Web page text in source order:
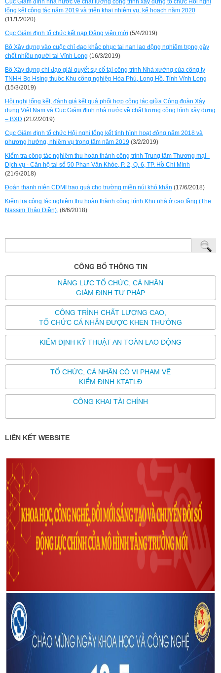
Cục Giám định nhà nước về chất lượng công trình xây dựng tổ chức Hội nghị
tổng kết công tác năm 2019 và triển khai nhiệm vụ, kế hoạch năm 2020
(11/1/2020)
Cục Giám định tổ chức kết nạp Đảng viên mới (5/4/2019)
Bộ Xây dựng vào cuộc chỉ đạo khắc phục tai nạn lao động nghiêm trọng gây
chết nhiều người tại Vĩnh Long (16/3/2019)
Bộ Xây dựng chỉ đạo giải quyết sự cố tại công trình Nhà xưởng của công ty
TNHH Bo Hsing thuộc Khu công nghiệp Hòa Phú, Long Hồ, Tỉnh Vĩnh Long
(15/3/2019)
Hội nghị tổng kết, đánh giá kết quả phối hợp công tác giữa Công đoàn Xây
dựng Việt Nam và Cục Giám định nhà nước về chất lượng công trình xây dựng
– BXD (21/2/2019)
Cục Giám định tổ chức Hội nghị tổng kết tình hình hoạt động năm 2018 và
phương hướng, nhiệm vụ trọng tâm năm 2019 (3/2/2019)
Kiểm tra công tác nghiệm thu hoàn thành công trình Trung tâm Thương mại -
Dịch vụ - Căn hộ tại số 50 Phan Văn Khỏe, P. 2, Q. 6, TP. Hồ Chí Minh
(21/9/2018)
Đoàn thanh niên CDMI trao quà cho trường miền núi khó khăn (17/6/2018)
Kiểm tra công tác nghiệm thu hoàn thành công trình Khu nhà ở cao tầng (The
Nassim Thảo Điền). (6/6/2018)
CÔNG BỐ THÔNG TIN
NĂNG LỰC TỔ CHỨC, CÁ NHÂN
GIÁM ĐỊNH TƯ PHÁP
CÔNG TRÌNH CHẤT LƯỢNG CAO,
TỔ CHỨC CÁ NHÂN ĐƯỢC KHEN THƯỞNG
KIỂM ĐỊNH KỸ THUẬT AN TOÀN LAO ĐỘNG
TỔ CHỨC, CÁ NHÂN CÓ VI PHẠM VỀ
KIỂM ĐỊNH KTATLĐ
CÔNG KHAI TÀI CHÍNH
LIÊN KẾT WEBSITE